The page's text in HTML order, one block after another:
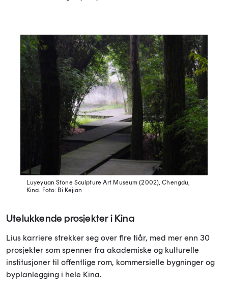
Luyeyuan Stone Sculpture Art Museum (2002), Chengdu,
Kina. Foto: Bi Kejian
Utelukkende prosjekter i Kina
Lius karriere strekker seg over fire tiår, med mer enn 30
prosjekter som spenner fra akademiske og kulturelle
institusjoner til offentlige rom, kommersielle bygninger og
byplanlegging i hele Kina.